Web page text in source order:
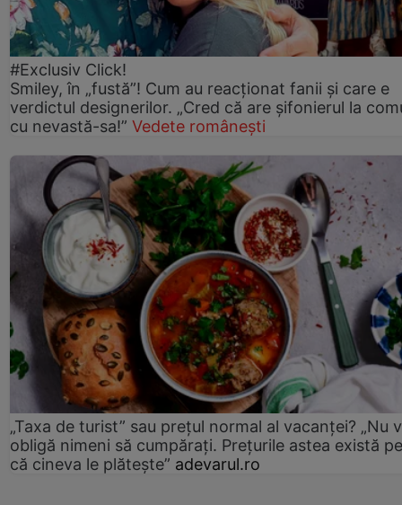
#Exclusiv Click!
Smiley, în „fustă”! Cum au reacționat fanii și care e
verdictul designerilor. „Cred că are șifonierul la
cu nevastă-sa!” Vedete românești
„Taxa de turist” sau prețul normal al vacanței? „Nu
obligă nimeni să cumpărați. Prețurile astea există
că cineva le plătește” adevarul.ro